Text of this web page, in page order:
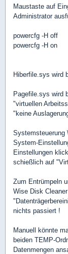
Maustaste auf
Administrator
powercfg -H off
powercfg -H on
Hiberfile.sys wird
Pagefile.sys wird
"virtuellen
"keine
System-
Einstellungen
schießlich auf
Zum Entrümpeln
Wise Disk
nichts passiert !
Manuell könnte
beiden TEMP-
Datenmengen